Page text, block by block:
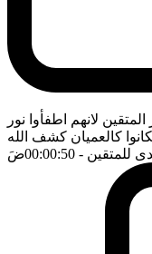
لانهم اطفأوا نور
كالعميان كشف الله
للمتقين - 00:00:50 ضَ